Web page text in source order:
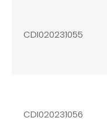
CDI020231055
CDI020231056